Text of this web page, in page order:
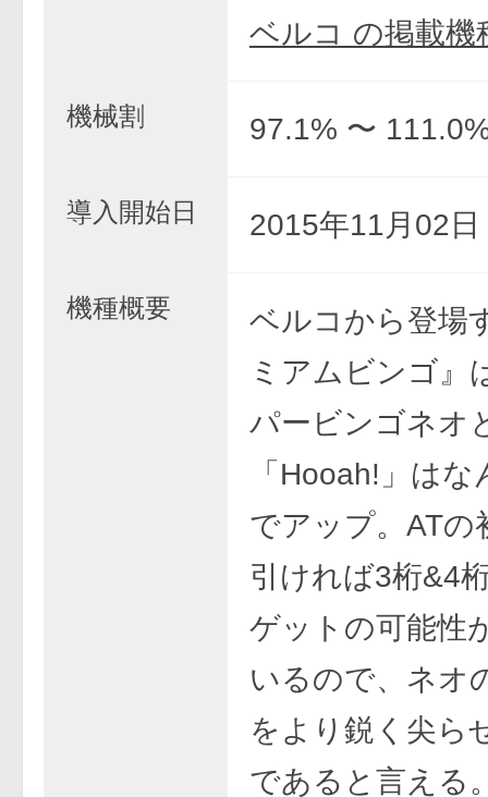
ベルコ の掲載機
機械割 97.1% 〜
導入開始日 2015年11月02日
機種概要
ベルコから登場
ミアムビンゴ』
パービンゴネオ
「Hooah!」は
でアップ。ATの
引ければ3桁&4
ゲットの可能性
いるので、ネオ
をより鋭く尖ら
であると言える